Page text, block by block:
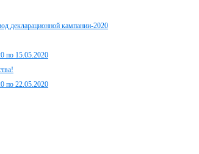
декларационной кампании-2020
по 15.05.2020
по 22.05.2020